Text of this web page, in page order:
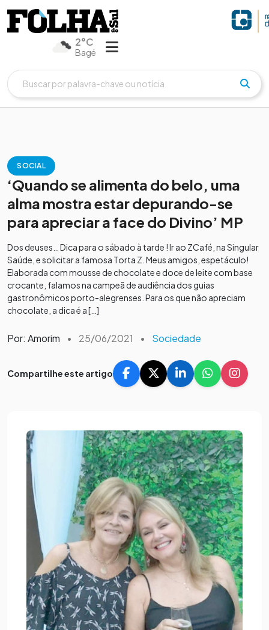
2°C
Bagé
SOCIAL
‘Quando se alimenta do belo, uma
alma mostra estar depurando-se
para apreciar a face do Divino’ MP
Dos deuses… Dica para o sábado à tarde ! Ir ao ZCafé, na Singular
Saúde, e solicitar a famosa Torta Z. Meus amigos, espetáculo!
Elaborada com mousse de chocolate e doce de leite com base
crocante, falamos na campeã de audiência dos guias
gastronômicos porto-alegrenses. Para os que não apreciam
chocolate, a dica é a […]
Por: Amorim • 25/06/2021 • Sociedade
Compartilhe este artigo